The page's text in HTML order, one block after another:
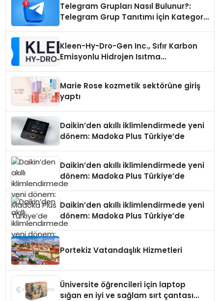
Telegram Grupları Nasıl Bulunur?:
Telegram Grup Tanıtımı İçin Kategori
Kleen-Hy-Dro-Gen Inc., Sıfır Karbon
Emisyonlu Hidrojen Isıtma
Marie Rose kozmetik sektörüne giriş
yaptı
Daikin’den akıllı iklimlendirmede yeni
dönem: Madoka Plus Türkiye’de
Daikin’den akıllı iklimlendirmede yeni
dönem: Madoka Plus Türkiye’de
Daikin’den akıllı iklimlendirmede yeni
dönem: Madoka Plus Türkiye’de
Portekiz Vatandaşlık Hizmetleri
Üniversite öğrencileri için laptop
sığan en iyi ve sağlam sırt çantası